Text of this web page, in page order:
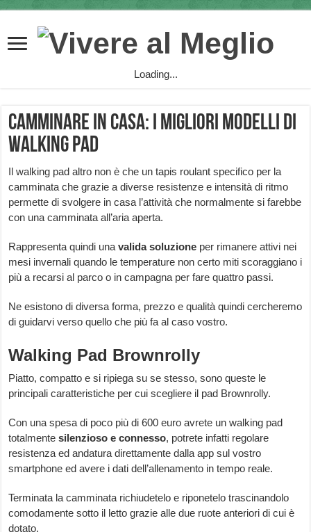
Loading...
Camminare in casa: i migliori modelli di
Walking Pad
Il walking pad altro non è che un tapis roulant specifico per la
camminata che grazie a diverse resistenze e intensità di ritmo
permette di svolgere in casa l’attività che normalmente si farebbe
con una camminata all’aria aperta.
Rappresenta quindi unavalida soluzione per rimanere attivi nei
mesi invernali quando le temperature non certo miti scoraggiano i
più a recarsi al parco o in campagna per fare quattro passi.
Ne esistono di diversa forma, prezzo e qualità quindi cercheremo
di guidarvi verso quello che più fa al caso vostro.
Walking Pad Brownrolly
Piatto, compatto e si ripiega su se stesso, sono queste le
principali caratteristiche per cui scegliere il pad Brownrolly.
Con una spesa di poco più di 600 euro avrete un walking pad
totalmentesilenzioso e connesso, potrete infatti regolare
resistenza ed andatura direttamente dalla app sul vostro
smartphone ed avere i dati dell’allenamento in tempo reale.
Terminata la camminata richiudetelo e riponetelo trascinandolo
comodamente sotto il letto grazie alle due ruote anteriori di cui è
dotato.